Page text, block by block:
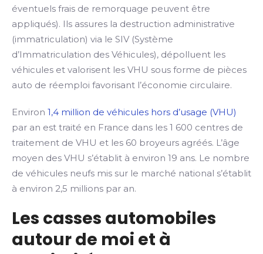
éventuels frais de remorquage peuvent être
appliqués). Ils assures la destruction administrative
(immatriculation) via le SIV (Système
d’Immatriculation des Véhicules), dépolluent les
véhicules et valorisent les VHU sous forme de pièces
auto de réemploi favorisant l’économie circulaire.
Environ 1,4 million de véhicules hors d’usage (VHU)
par an est traité en France dans les 1 600 centres de
traitement de VHU et les 60 broyeurs agréés. L’âge
moyen des VHU s’établit à environ 19 ans. Le nombre
de véhicules neufs mis sur le marché national s’établit
à environ 2,5 millions par an.
Les casses automobiles
autour de moi et à